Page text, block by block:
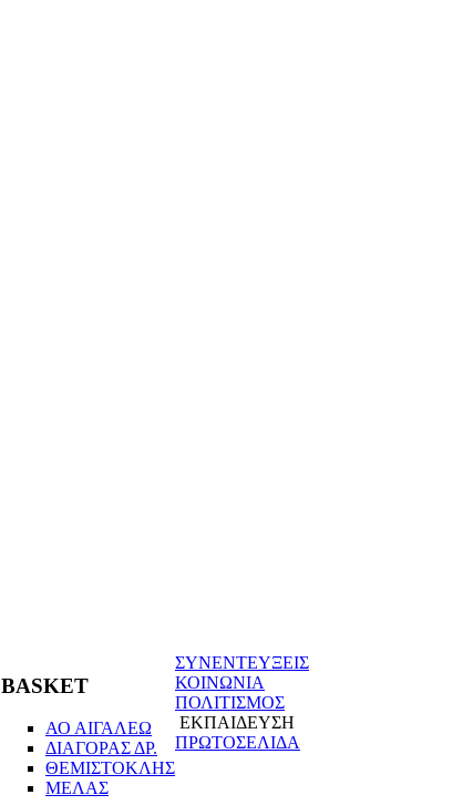
BASKET
ΑΟ ΑΙΓΑΛΕΩ
ΔΙΑΓΟΡΑΣ ΔΡ.
ΘΕΜΙΣΤΟΚΛΗΣ
ΜΕΛΑΣ
ΣΥΝΕΝΤΕΥΞΕΙΣ
ΚΟΙΝΩΝΙΑ
ΠΟΛΙΤΙΣΜΟΣ
ΕΚΠΑΙΔΕΥΣΗ
ΠΡΩΤΟΣΕΛΙΔΑ